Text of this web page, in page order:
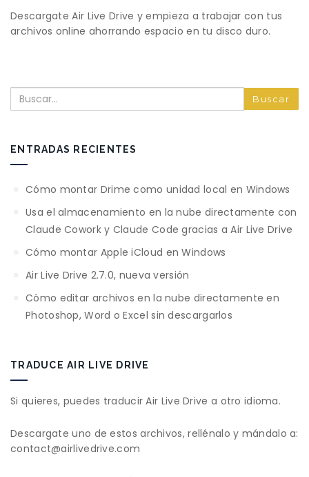
Descargate Air Live Drive y empieza a trabajar con tus
archivos online ahorrando espacio en tu disco duro.
Buscar
ENTRADAS RECIENTES
Cómo montar Drime como unidad local en Windows
Usa el almacenamiento en la nube directamente con
Claude Cowork y Claude Code gracias a Air Live Drive
Cómo montar Apple iCloud en Windows
Air Live Drive 2.7.0, nueva versión
Cómo editar archivos en la nube directamente en
Photoshop, Word o Excel sin descargarlos
TRADUCE AIR LIVE DRIVE
Si quieres, puedes traducir Air Live Drive a otro idioma.
Descargate uno de estos archivos, rellénalo y mándalo a:
contact@airlivedrive.com